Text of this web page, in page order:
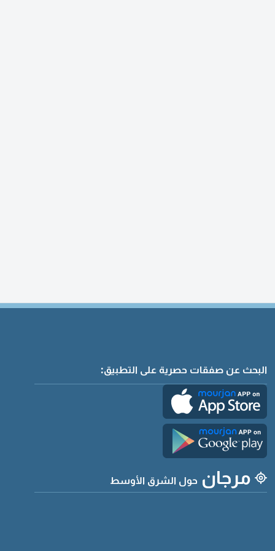
البحث عن صفقات حصرية على التطبيق:
مرجان حول الشرق الأوسط